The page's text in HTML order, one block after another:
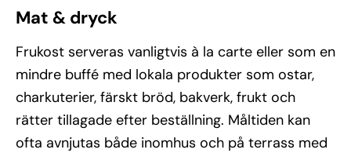
Mat & dryck
Frukost serveras vanligtvis à la carte eller som en
mindre buffé med lokala produkter som ostar,
charkuterier, färskt bröd, bakverk, frukt och
rätter tillagade efter beställning. Måltiden kan
ofta avnjutas både inomhus och på terrass med